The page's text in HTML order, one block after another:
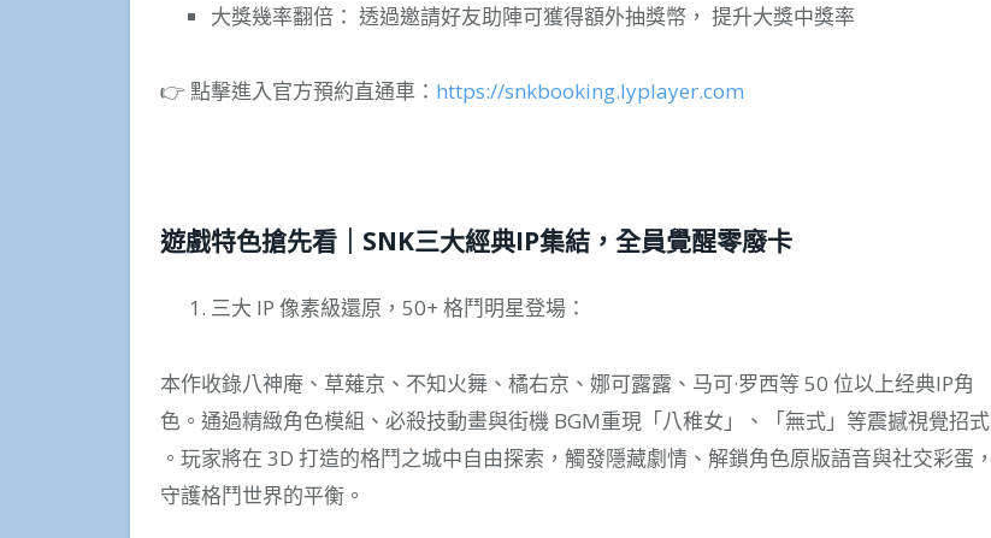
大獎幾率翻倍： 透過邀請好友助陣可獲得額外抽獎幣， 提升大獎中獎率
👉 點擊進入官方預約直通車： https://snkbooking.lyplayer.com
遊戲特色搶先看｜SNK三大經典IP集結，全員覺醒零廢卡
三大 IP 像素級還原，50+ 格鬥明星登場：
本作收錄八神庵、草薙京、不知火舞、橘右京、娜可露露、马可·罗西等 50 位以上经典IP角
色。通過精緻角色模組、必殺技動畫與街機 BGM重現「八稚女」、「無式」等震撼視覺招式
。玩家將在 3D 打造的格鬥之城中自由探索，觸發隱藏劇情、解鎖角色原版語音與社交彩蛋，
守護格鬥世界的平衡。